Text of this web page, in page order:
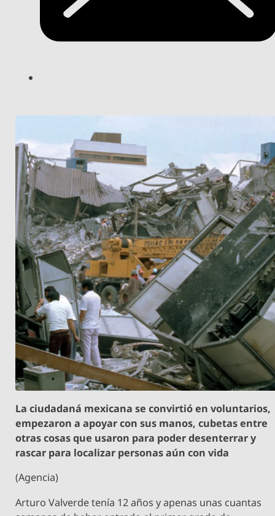
La ciudadaná mexicana se convirtió en voluntarios,
empezaron a apoyar con sus manos, cubetas entre
otras cosas que usaron para poder desenterrar y
rascar para localizar personas aún con vida
(Agencia)
Arturo Valverde tenía 12 años y apenas unas cuantas